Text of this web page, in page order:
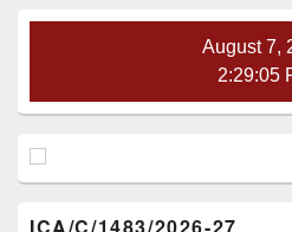
August 7,
2:29:06